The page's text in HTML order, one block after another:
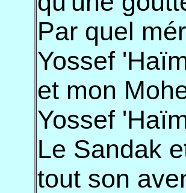
Par quel
Yossef
et mon
Yossef
Le Sandak
tout son